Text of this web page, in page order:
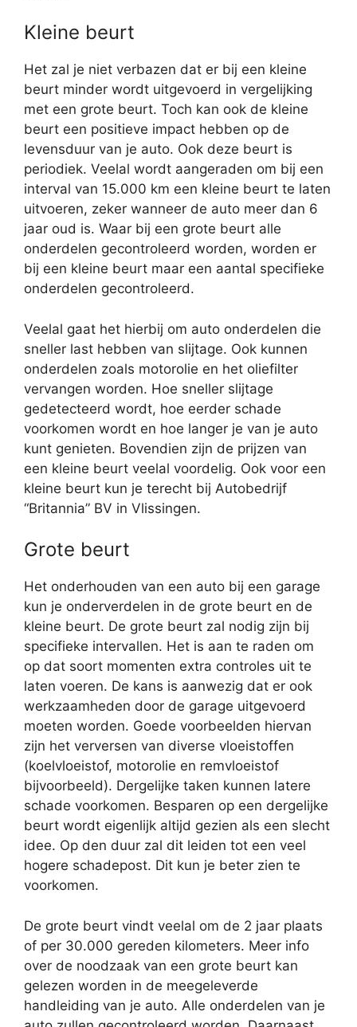
Kleine beurt
Het zal je niet verbazen dat er bij een kleine
beurt minder wordt uitgevoerd in vergelijking
met een grote beurt. Toch kan ook de kleine
beurt een positieve impact hebben op de
levensduur van je auto. Ook deze beurt is
periodiek. Veelal wordt aangeraden om bij een
interval van 15.000 km een kleine beurt te laten
uitvoeren, zeker wanneer de auto meer dan 6
jaar oud is. Waar bij een grote beurt alle
onderdelen gecontroleerd worden, worden er
bij een kleine beurt maar een aantal specifieke
onderdelen gecontroleerd.
Veelal gaat het hierbij om auto onderdelen die
sneller last hebben van slijtage. Ook kunnen
onderdelen zoals motorolie en het oliefilter
vervangen worden. Hoe sneller slijtage
gedetecteerd wordt, hoe eerder schade
voorkomen wordt en hoe langer je van je auto
kunt genieten. Bovendien zijn de prijzen van
een kleine beurt veelal voordelig. Ook voor een
kleine beurt kun je terecht bij Autobedrijf
“Britannia” BV in Vlissingen.
Grote beurt
Het onderhouden van een auto bij een garage
kun je onderverdelen in de grote beurt en de
kleine beurt. De grote beurt zal nodig zijn bij
specifieke intervallen. Het is aan te raden om
op dat soort momenten extra controles uit te
laten voeren. De kans is aanwezig dat er ook
werkzaamheden door de garage uitgevoerd
moeten worden. Goede voorbeelden hiervan
zijn het verversen van diverse vloeistoffen
(koelvloeistof, motorolie en remvloeistof
bijvoorbeeld). Dergelijke taken kunnen latere
schade voorkomen. Besparen op een dergelijke
beurt wordt eigenlijk altijd gezien als een slecht
idee. Op den duur zal dit leiden tot een veel
hogere schadepost. Dit kun je beter zien te
voorkomen.
De grote beurt vindt veelal om de 2 jaar plaats
of per 30.000 gereden kilometers. Meer info
over de noodzaak van een grote beurt kan
gelezen worden in de meegeleverde
handleiding van je auto. Alle onderdelen van je